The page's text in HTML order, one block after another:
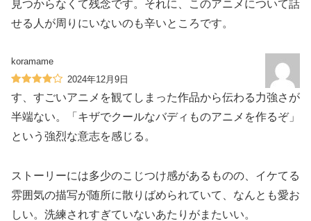
見つからなくて残念です。それに、このアニメについて話
せる人が周りにいないのも辛いところです。
koramame
2024年12月9日
す、すごいアニメを観てしまった作品から伝わる力強さが
半端ない。「キザでクールなバディものアニメを作るぞ️️️️」
という強烈な意志を感じる。
ストーリーには多少のこじつけ感があるものの、イケてる
雰囲気の描写が随所に散りばめられていて、なんとも愛お
しい。洗練されすぎていないあたりがまたいい。